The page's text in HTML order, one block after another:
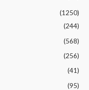
(1250)
(244)
(568)
(256)
(41)
(95)